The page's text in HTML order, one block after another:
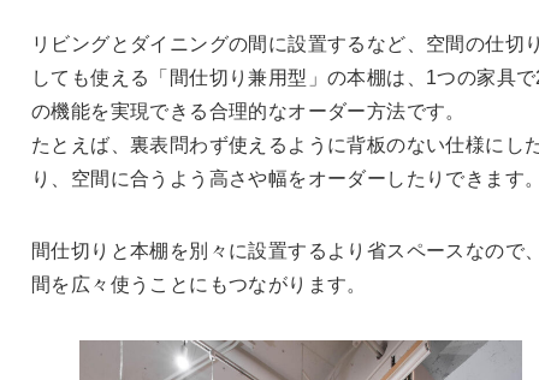
リビングとダイニングの間に設置するなど、空間の仕切
しても使える「間仕切り兼用型」の本棚は、1つの家具
の機能を実現できる合理的なオーダー方法です。
たとえば、裏表問わず使えるように背板のない仕様にし
り、空間に合うよう高さや幅をオーダーしたりできます
間仕切りと本棚を別々に設置するより省スペースなので
間を広々使うことにもつながります。